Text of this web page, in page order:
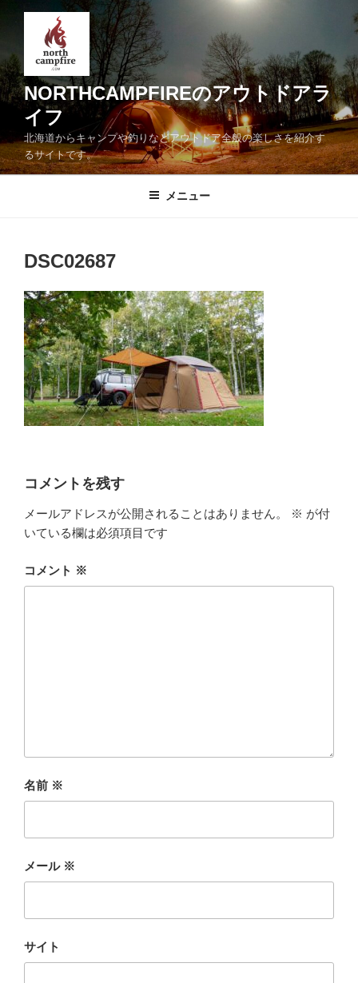
ン
ツ
へ
キ
ッ
NORTHCAMPFIREのアウトドアラ
イフ
北海道からキャンプや釣りなどアウトドア全般の楽しさを紹介す
るサイトです。
メニュー
DSC02687
コメントを残す
メールアドレスが公開されることはありません。 ※ が付
いている欄は必須項目です
コメント ※
名前 ※
メール ※
サイト